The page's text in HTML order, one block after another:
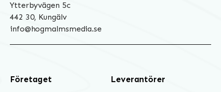
Ytterbyvägen 5c
442 30, Kungälv
info@hogmalmsmedia.se
Företaget Leverantörer